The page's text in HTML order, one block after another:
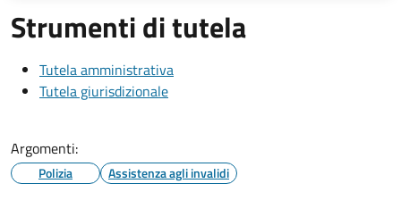
Strumenti di tutela
Tutela amministrativa
Tutela giurisdizionale
Argomenti:
Polizia Assistenza agli invalidi